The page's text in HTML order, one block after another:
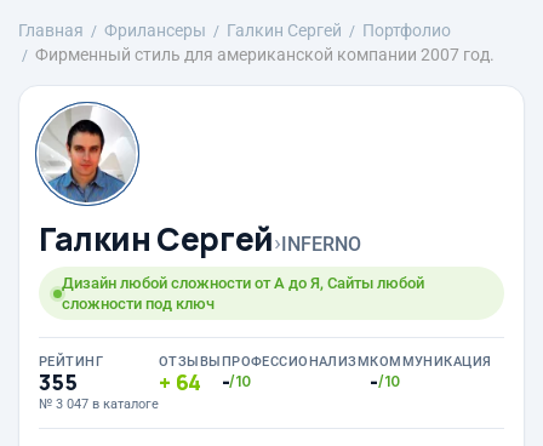
Главная Фрилансеры Галкин Сергей
Портфолио
Фирменный стиль для американской компании 2007 год.
Галкин Сергей›INFERNO
Дизайн любой сложности от А до Я, Сайты любой
сложности под ключ
РЕЙТИНГ
355
№ 3 047 в каталоге
ОТЗЫВЫ
64
ПРОФЕССИОНАЛИЗМ
-/10
КОММУНИКАЦИЯ
-/10